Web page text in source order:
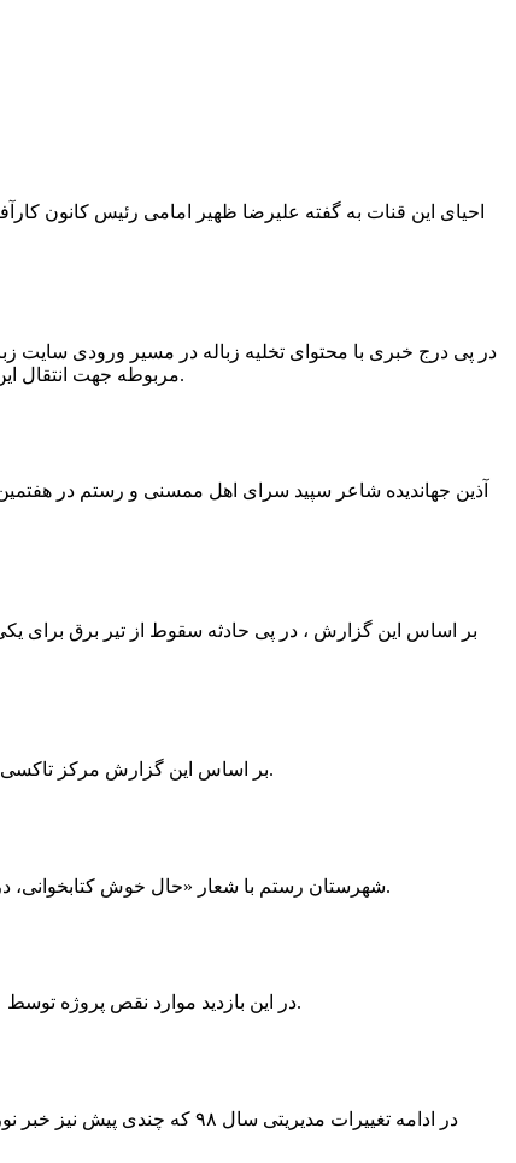
در پی درج خبری با محتوای تخلیه زباله در مسیر ورودی سایت
مربوطه جهت انتقال این زباله ها توسط لودر به سایت و دفن آنها، سید مهدی حسینی دهیار چمگل با ارسال تصاویری خبر از جمع آوری این زباله ها توسط شهرداری داد.
آذین جهاندیده شاعر سپید سرای اهل ممسنی و رستم در
بر اساس این گزارش ، در پی حادثه سقوط از تیر برق برای
بر اساس این گزارش مرکز تاکسی بی سیم ممسنی به دلیل نداشتن پروانه ی کسب به استناد ماده ی ۲۷ و ۲۸ قانون نظام صنفی با دستور مقام قضایی تا اطلاع ثانوی پلمپ گردید.
شهرستان رستم با شعار «حال خوش کتابخوانی، در سرزمین زرد طلایی رستم» و هماهنگی و همکاری همه دستگاه های فرهنگی و مردم آمادگی خود را برای نامزدی پایخت کتاب ایران اعلام کرد.
در این بازدید موارد نقص پروژه توسط عوامل فنی مشخص و جهت رفع نقص برای رسیدن به مرحله تجهیز کتابخانه به مهران ضرغامی واگذار گردید که در اسرع وقت کار تحویل گردد.
در ادامه تغییرات مدیریتی